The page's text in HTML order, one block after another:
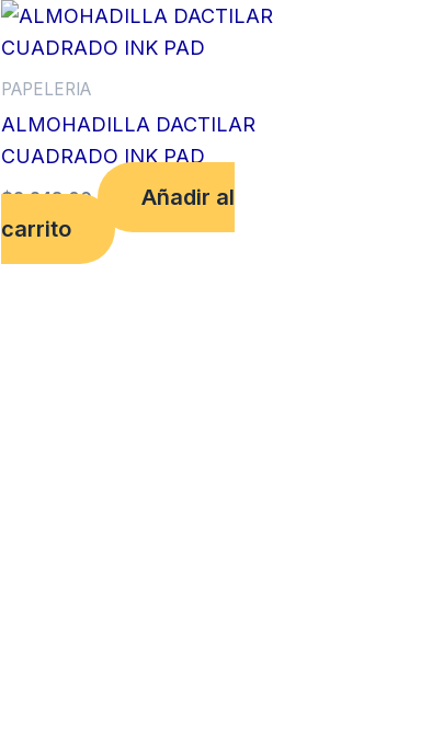
PAPELERIA
ALMOHADILLA DACTILAR
CUADRADO INK PAD
$2,248.00
Añadir al
carrito